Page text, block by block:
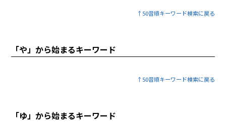
↑50音順キーワード検索に戻る
「や」から始まるキーワード
↑50音順キーワード検索に戻る
「ゆ」から始まるキーワード